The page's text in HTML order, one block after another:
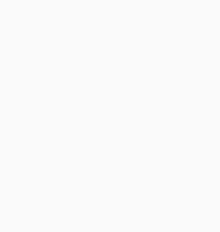
и добавить
часть под
заказника,
судиться с